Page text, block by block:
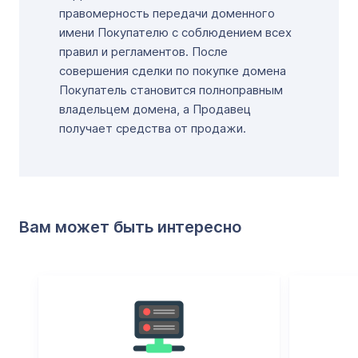
правомерность передачи доменного
имени Покупателю с соблюдением всех
правил и регламентов. После
совершения сделки по покупке домена
Покупатель становится полноправным
владельцем домена, а Продавец
получает средства от продажи.
Вам может быть интересно